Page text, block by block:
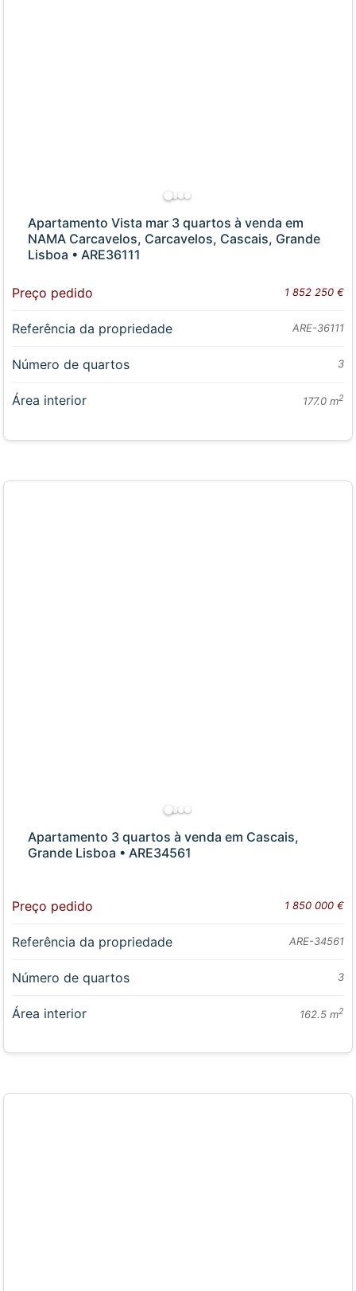
Apartamento Vista mar 3 quartos à venda em
NAMA Carcavelos, Carcavelos, Cascais, Grande
Lisboa • ARE36111
Preço pedido 1 852 250 €
Referência da propriedade ARE-36111
Número de quartos 3
Área interior 177.0 m2
Apartamento 3 quartos à venda em Cascais,
Grande Lisboa • ARE34561
Preço pedido 1 850 000 €
Referência da propriedade ARE-34561
Número de quartos 3
Área interior 162.5 m2